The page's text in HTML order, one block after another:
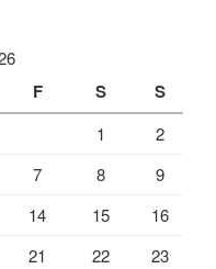
F S S
1
2
7 8
9
14 15
16
21 22
23